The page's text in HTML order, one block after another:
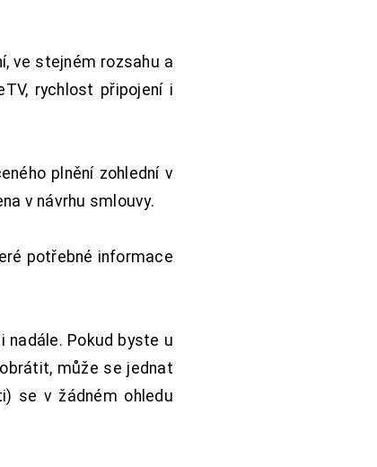
ve stejném rozsahu a
rychlost připojení i
plnění zohlední v
v návrhu smlouvy.
potřebné informace
nadále. Pokud byste u
může se jednat
se v žádném ohledu